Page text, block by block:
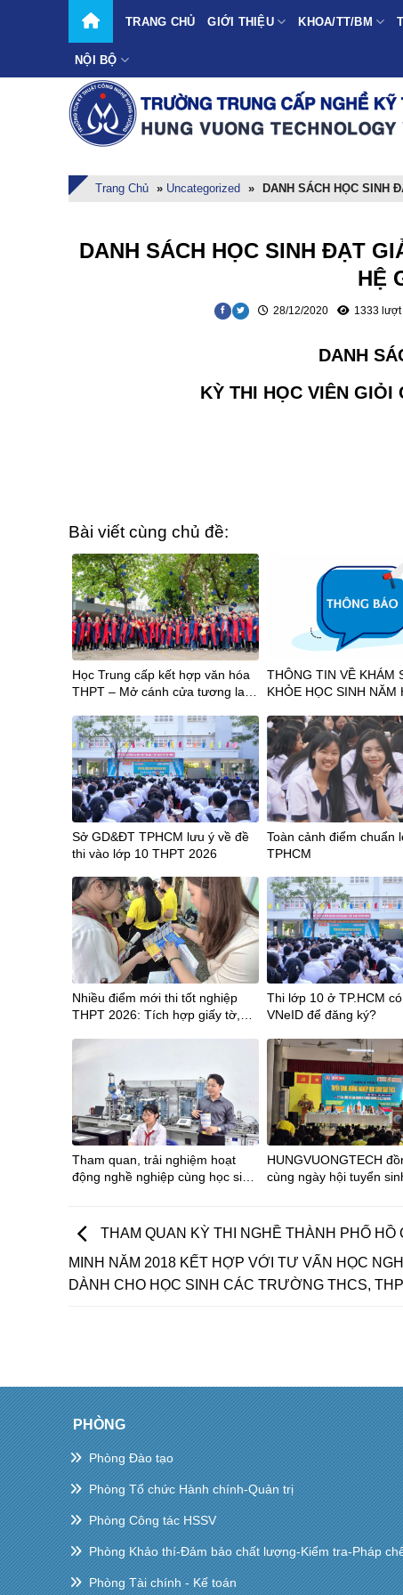
TRANG CHỦ GIỚI THIỆU KHOA/TT/BM
NỘI BỘ
Trang Chủ » Uncategorized » DANH SÁCH HỌC SINH
DANH SÁCH HỌC SINH ĐẠT
HỆ
28/12/2020 1333 lượt
DANH
KỲ THI HỌC VIÊN GIỎI
Bài viết cùng chủ đề:
Học Trung cấp kết hợp văn hóa
THPT – Mở cánh cửa tương lai
THÔNG TIN VỀ KHÁM
KHỎE HỌC SINH NĂM
Sở GD&ĐT TPHCM lưu ý về đề
thi vào lớp 10 THPT 2026
Toàn cảnh điểm chuẩn
TPHCM
Nhiều điểm mới thi tốt nghiệp
THPT 2026: Tích hợp giấy tờ,
Thi lớp 10 ở TP.HCM
VNeID để đăng ký?
Tham quan, trải nghiệm hoạt
động nghề nghiệp cùng học sinh
Vương
HUNGVUONGTECH
cùng ngày hội tuyển
THAM QUAN KỲ THI NGHỀ THÀNH PHỐ HỒ
MINH NĂM 2018 KẾT HỢP VỚI TƯ VẤN HỌC
DÀNH CHO HỌC SINH CÁC TRƯỜNG THCS,
PHÒNG
Phòng Đào tạo
Phòng Tổ chức Hành chính-Quản trị
Phòng Công tác HSSV
Phòng Khảo thí-Đảm bảo chất lượng-Kiểm tra-Pháp
Phòng Tài chính - Kế toán